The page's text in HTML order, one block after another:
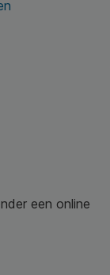
een online